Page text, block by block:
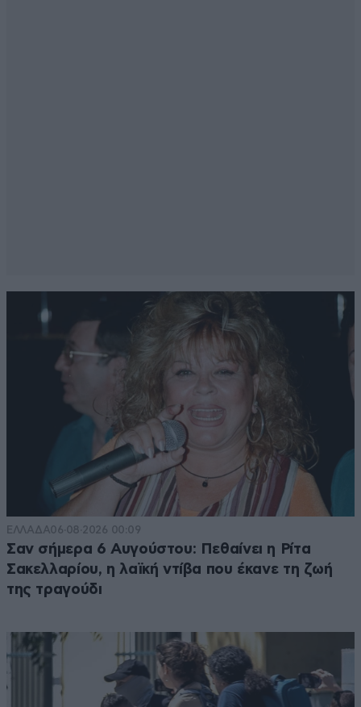
ΕΛΛΑΔΑ06·08·2026 00:09
Σαν σήμερα 6 Αυγούστου: Πεθαίνει η Ρίτα
Σακελλαρίου, η λαϊκή ντίβα που έκανε τη ζωή
της τραγούδι